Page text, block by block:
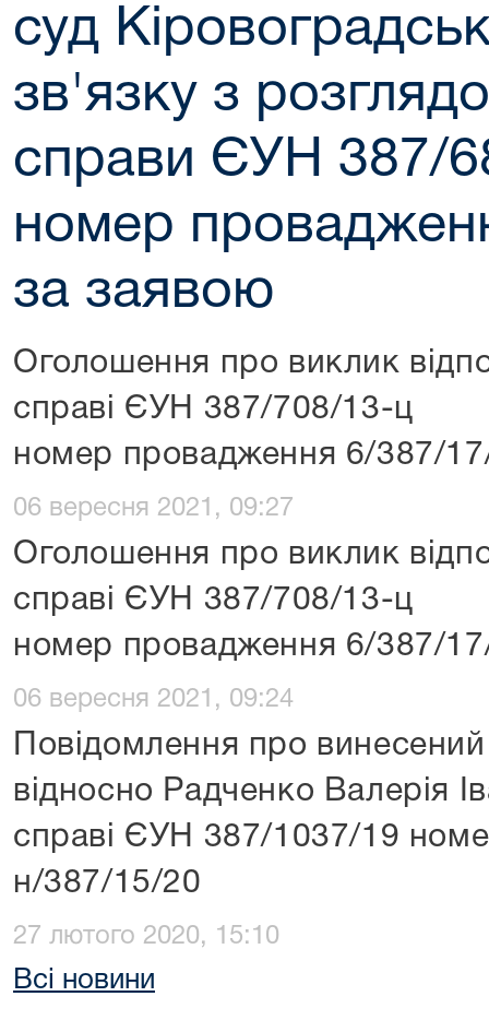
суд
зв'язку з
справи ЄУН 387/
номер
за заявою
Оголошення про виклик
справі ЄУН 387/708/13-ц
номер провадження 6/387/
06 вересня 2021, 09:27
Оголошення про виклик
справі ЄУН 387/708/13-ц
номер провадження 6/387/
06 вересня 2021, 09:24
Повідомлення про
відносно Радченко Валерія
справі ЄУН 387/1037/19
н/387/15/20
27 лютого 2020, 15:10
Всі новини